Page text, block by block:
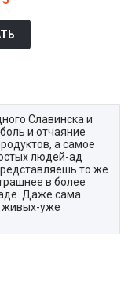
Славинска и
и отчаяние
а самое
людей-ад
то же
в более
Даже сама
живых-уже